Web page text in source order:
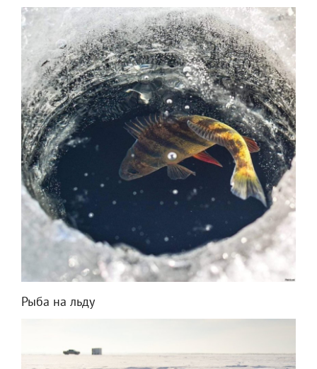
Рыба на льду